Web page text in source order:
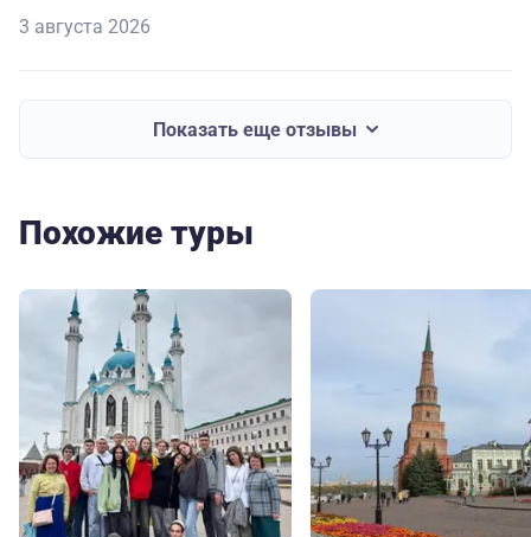
3 августа 2026
Показать еще отзывы
Похожие туры